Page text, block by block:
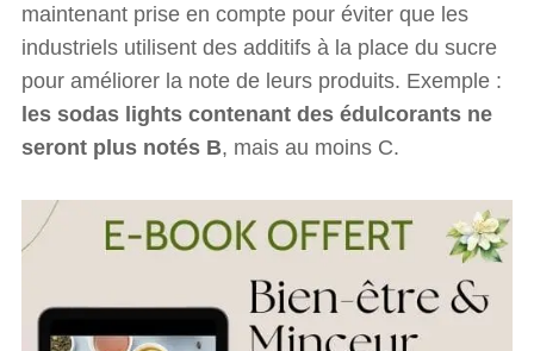
maintenant prise en compte pour éviter que les
industriels utilisent des additifs à la place du sucre
pour améliorer la note de leurs produits. Exemple :
les sodas lights contenant des édulcorants ne
seront plus notés B, mais au moins C.